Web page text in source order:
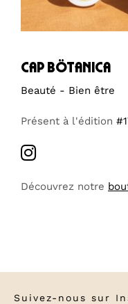
cap bötanica
Beauté - Bien être
Présent à l'édition
Découvrez notre
Suivez-nous sur